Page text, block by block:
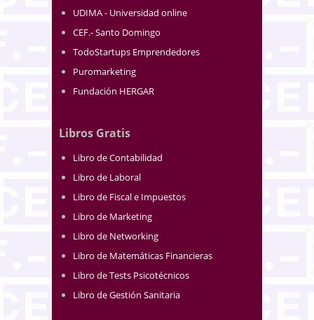
UDIMA - Universidad online
CEF.- Santo Domingo
TodoStartups Emprendedores
Puromarketing
Fundación HERGAR
Libros Gratis
Libro de Contabilidad
Libro de Laboral
Libro de Fiscal e Impuestos
Libro de Marketing
Libro de Networking
Libro de Matemáticas Financieras
Libro de Tests Psicotécnicos
Libro de Gestión Sanitaria